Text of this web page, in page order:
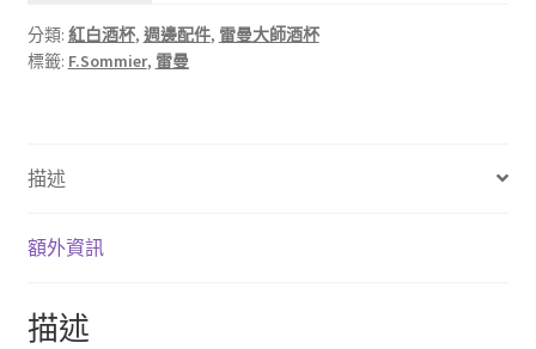
分類: 紅白酒杯, 週邊配件, 雷曼大師酒杯
標籤: F.Sommier, 雷曼
描述
額外資訊
描述